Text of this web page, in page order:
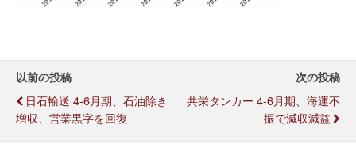
以前の投稿
日石輸送 4-6月期、石油除き
増収、営業黒字を回復
次の投稿
共栄タンカー 4-6月期、海運不
振で減収減益